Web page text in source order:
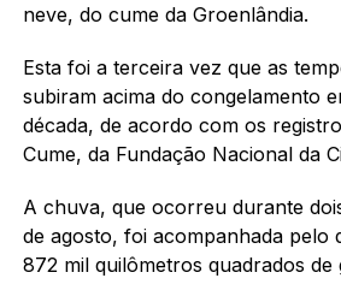
neve, do cume da Groenlândia.
Esta foi a terceira vez que as
subiram acima do congelamento
década, de acordo com os
Cume, da Fundação Nacional da
A chuva, que ocorreu durante
de agosto, foi acompanhada pelo
872 mil quilômetros quadrados de